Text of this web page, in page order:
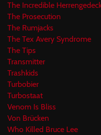
The Incredible
The Prosecution
The Rumjacks
The Tex Avery Syndrome
The Tips
Transmitter
Trashkids
Turbobier
Turbostaat
Venom Is Bliss
Von Brücken
Who Killed Bruce Lee